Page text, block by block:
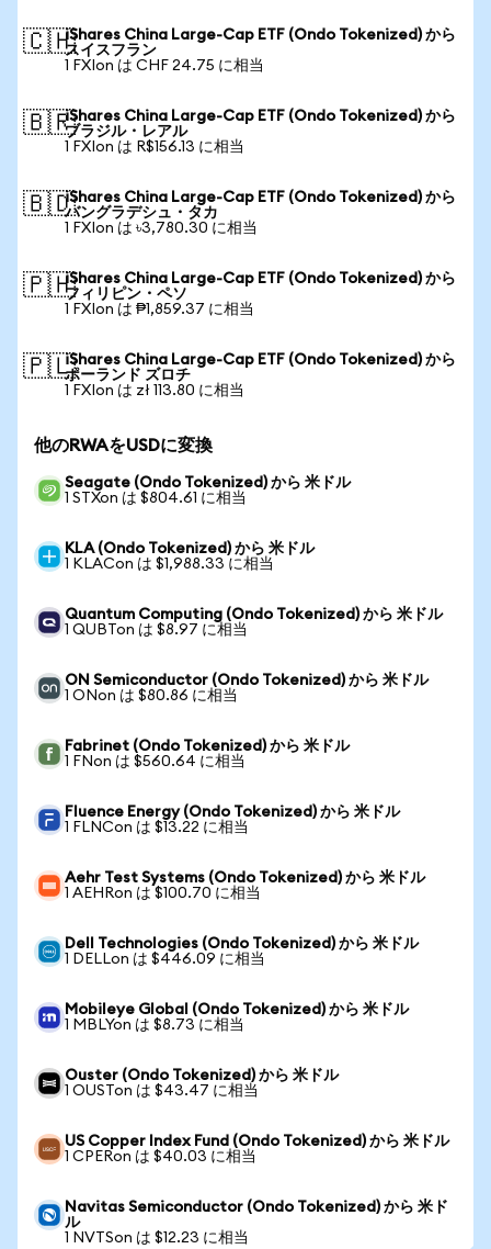
🇨🇭iShares China Large-Cap ETF (Ondo Tokenized) から
スイスフラン
1 FXIon は CHF 24.75 に相当
🇧🇷iShares China Large-Cap ETF (Ondo Tokenized) から
ブラジル・レアル
1 FXIon は R$156.13 に相当
🇧🇩iShares China Large-Cap ETF (Ondo Tokenized) から
バングラデシュ・タカ
1 FXIon は ৳3,780.30 に相当
🇵🇭iShares China Large-Cap ETF (Ondo Tokenized) から
フィリピン・ペソ
1 FXIon は ₱1,859.37 に相当
🇵🇱iShares China Large-Cap ETF (Ondo Tokenized) から
ポーランド ズロチ
1 FXIon は zł 113.80 に相当
他のRWAをUSDに変換
Seagate (Ondo Tokenized) から 米ドル
1 STXon は $804.61 に相当
KLA (Ondo Tokenized) から 米ドル
1 KLACon は $1,988.33 に相当
Quantum Computing (Ondo Tokenized) から 米ドル
1 QUBTon は $8.97 に相当
ON Semiconductor (Ondo Tokenized) から 米ドル
1 ONon は $80.86 に相当
Fabrinet (Ondo Tokenized) から 米ドル
1 FNon は $560.64 に相当
Fluence Energy (Ondo Tokenized) から 米ドル
1 FLNCon は $13.22 に相当
Aehr Test Systems (Ondo Tokenized) から 米ドル
1 AEHRon は $100.70 に相当
Dell Technologies (Ondo Tokenized) から 米ドル
1 DELLon は $446.09 に相当
Mobileye Global (Ondo Tokenized) から 米ドル
1 MBLYon は $8.73 に相当
Ouster (Ondo Tokenized) から 米ドル
1 OUSTon は $43.47 に相当
US Copper Index Fund (Ondo Tokenized) から 米ドル
1 CPERon は $40.03 に相当
Navitas Semiconductor (Ondo Tokenized) から 米ド
ル
1 NVTSon は $12.23 に相当